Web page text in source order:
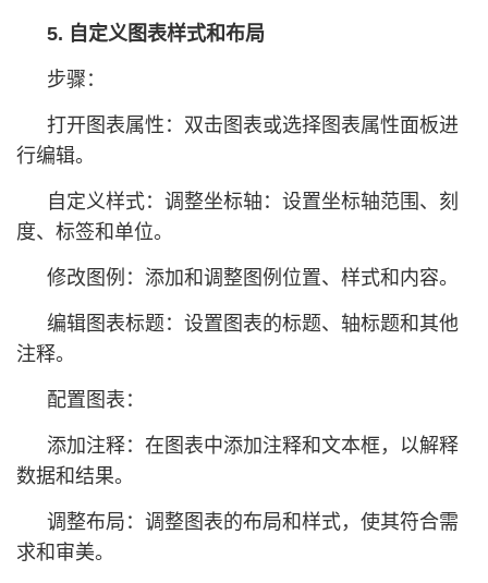
5. 自定义图表样式和布局
步骤：
打开图表属性：双击图表或选择图表属性面板进
行编辑。
自定义样式：调整坐标轴：设置坐标轴范围、刻
度、标签和单位。
修改图例：添加和调整图例位置、样式和内容。
编辑图表标题：设置图表的标题、轴标题和其他
注释。
配置图表：
添加注释：在图表中添加注释和文本框，以解释
数据和结果。
调整布局：调整图表的布局和样式，使其符合需
求和审美。